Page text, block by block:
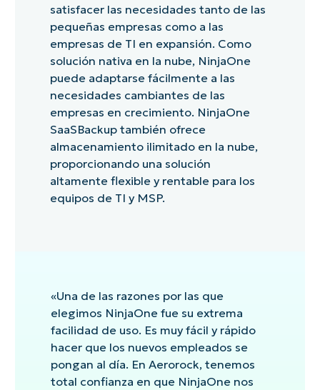
satisfacer las necesidades tanto de las
pequeñas empresas como a las
empresas de TI en expansión. Como
solución nativa en la nube, NinjaOne
puede adaptarse fácilmente a las
necesidades cambiantes de las
empresas en crecimiento. NinjaOne
SaaSBackup también ofrece
almacenamiento ilimitado en la nube,
proporcionando una solución
altamente flexible y rentable para los
equipos de TI y MSP.
«Una de las razones por las que
elegimos NinjaOne fue su extrema
facilidad de uso. Es muy fácil y rápido
hacer que los nuevos empleados se
pongan al día. En Aerorock, tenemos
total confianza en que NinjaOne nos